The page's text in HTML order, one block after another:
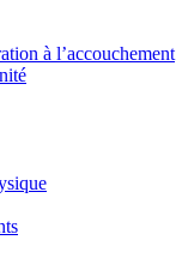
à l’accouchement